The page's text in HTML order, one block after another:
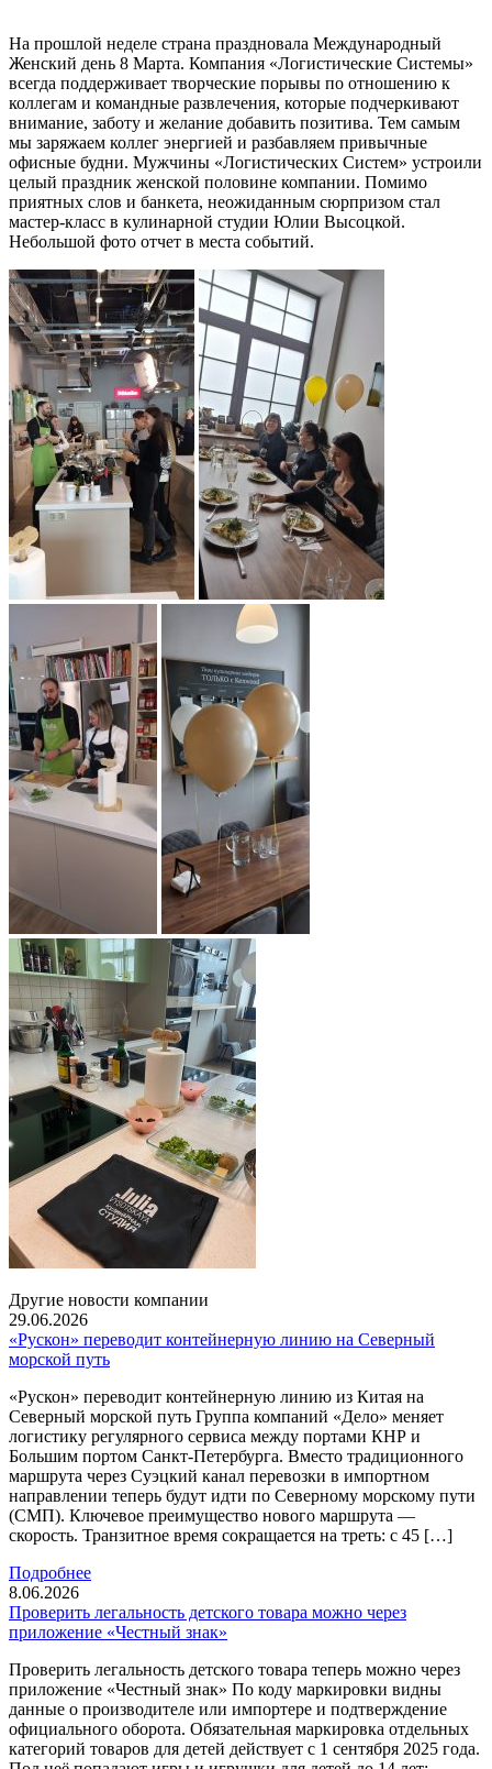
На прошлой неделе страна праздновала Международный
Женский день 8 Марта. Компания «Логистические Системы»
всегда поддерживает творческие порывы по отношению к
коллегам и командные развлечения, которые подчеркивают
внимание, заботу и желание добавить позитива. Тем самым
мы заряжаем коллег энергией и разбавляем привычные
офисные будни. Мужчины «Логистических Систем» устроили
целый праздник женской половине компании. Помимо
приятных слов и банкета, неожиданным сюрпризом стал
мастер-класс в кулинарной студии Юлии Высоцкой.
Небольшой фото отчет в места событий.
Другие новости компании
29.06.2026
«Рускон» переводит контейнерную линию на Северный
морской путь
«Рускон» переводит контейнерную линию из Китая на
Северный морской путь Группа компаний «Дело» меняет
логистику регулярного сервиса между портами КНР и
Большим портом Санкт-Петербурга. Вместо традиционного
маршрута через Суэцкий канал перевозки в импортном
направлении теперь будут идти по Северному морскому пути
(СМП). Ключевое преимущество нового маршрута —
скорость. Транзитное время сокращается на треть: с 45 […]
Подробнее
8.06.2026
Проверить легальность детского товара можно через
приложение «Честный знак»
Проверить легальность детского товара теперь можно через
приложение «Честный знак» По коду маркировки видны
данные о производителе или импортере и подтверждение
официального оборота. Обязательная маркировка отдельных
категорий товаров для детей действует с 1 сентября 2025 года.